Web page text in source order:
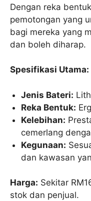
Dengan reka
pemotongan yang
bagi mereka yang
dan boleh diharap.
Spesifikasi Utama:
Jenis Bateri:
Reka Bentuk:
Kelebihan:
cemerlang
Kegunaan:
dan kawasan
Harga: Sekitar
stok dan penjual.